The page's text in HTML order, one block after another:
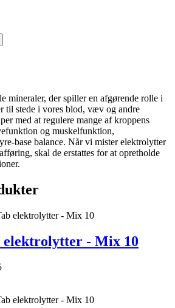
mineraler, der spiller en afgørende rolle i
til stede i vores blod, væv og andre
med at regulere mange af kroppens
og muskelfunktion,
base balance. Når vi mister elektrolytter
skal de erstattes for at opretholde
elektrolytter - Mix 10